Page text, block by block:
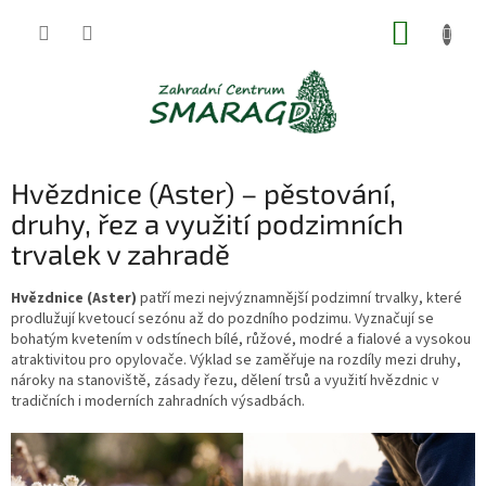
Hvězdnice (Aster) – pěstování,
druhy, řez a využití podzimních
trvalek v zahradě
Hvězdnice (Aster) patří mezi nejvýznamnější podzimní trvalky, které
prodlužují kvetoucí sezónu až do pozdního podzimu. Vyznačují se
bohatým kvetením v odstínech bílé, růžové, modré a fialové a vysokou
atraktivitou pro opylovače. Výklad se zaměřuje na rozdíly mezi druhy,
nároky na stanoviště, zásady řezu, dělení trsů a využití hvězdnic v
tradičních i moderních zahradních výsadbách.
V
ý